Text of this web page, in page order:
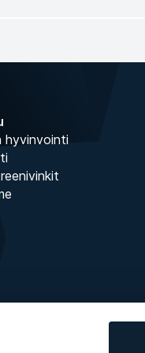
hyvinvointi